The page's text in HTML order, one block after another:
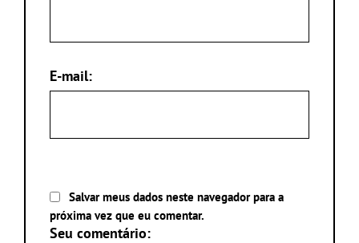
E-mail:
Salvar meus dados neste navegador para a
próxima vez que eu comentar.
Seu comentário: